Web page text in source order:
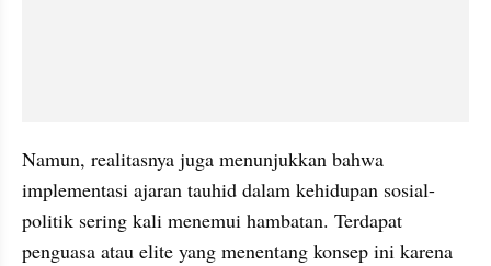
Namun, realitasnya juga menunjukkan bahwa
implementasi ajaran tauhid dalam kehidupan sosial-
politik sering kali menemui hambatan. Terdapat
penguasa atau elite yang menentang konsep ini karena